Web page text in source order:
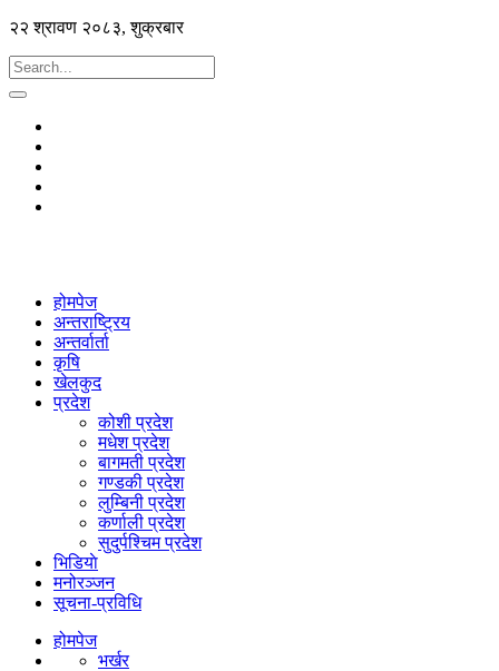
२२ श्रावण २०८३, शुक्रबार
होमपेज
अन्तराष्ट्रिय
अन्तर्वार्ता
कृषि
खेलकुद
प्रदेश
कोशी प्रदेश
मधेश प्रदेश
बागमती प्रदेश
गण्डकी प्रदेश
लुम्बिनी प्रदेश
कर्णाली प्रदेश
सुदुर्पश्चिम प्रदेश
भिडियाे
मनोरञ्जन
सूचना-प्रविधि
होमपेज
भर्खर